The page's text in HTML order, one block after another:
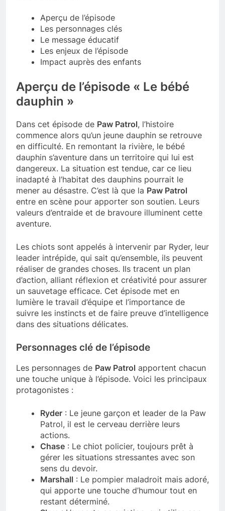
Aperçu de l’épisode
Les personnages clés
Le message éducatif
Les enjeux de l’épisode
Impact auprès des enfants
Aperçu de l’épisode « Le bébé
dauphin »
Dans cet épisode de Paw Patrol, l’histoire
commence alors qu’un jeune dauphin se retrouve
en difficulté. En remontant la rivière, le bébé
dauphin s’aventure dans un territoire qui lui est
dangereux. La situation est tendue, car ce lieu
inadapté à l’habitat des dauphins pourrait le
mener au désastre. C’est là que la Paw Patrol
entre en scène pour apporter son soutien. Leurs
valeurs d’entraide et de bravoure illuminent cette
aventure.
Les chiots sont appelés à intervenir par Ryder, leur
leader intrépide, qui sait qu’ensemble, ils peuvent
réaliser de grandes choses. Ils tracent un plan
d’action, alliant réflexion et créativité pour assurer
un sauvetage efficace. Cet épisode met en
lumière le travail d’équipe et l’importance de
suivre les instincts et de faire preuve d’intelligence
dans des situations délicates.
Personnages clé de l’épisode
Les personnages de Paw Patrol apportent chacun
une touche unique à l’épisode. Voici les principaux
protagonistes :
Ryder : Le jeune garçon et leader de la Paw
Patrol, il est le cerveau derrière leurs
actions.
Chase : Le chiot policier, toujours prêt à
gérer les situations stressantes avec son
sens du devoir.
Marshall : Le pompier maladroit mais adoré,
qui apporte une touche d’humour tout en
restant déterminé.